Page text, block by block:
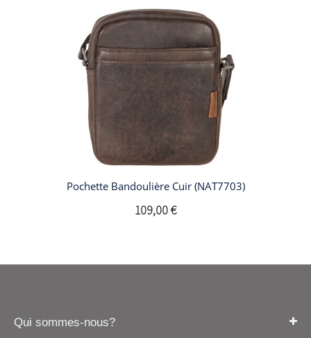
Pochette Bandoulière Cuir (NAT7703)
109,00 €
Qui sommes-nous?